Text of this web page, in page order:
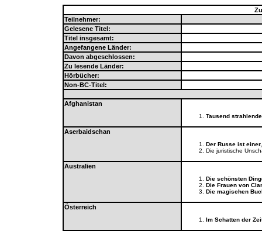
Teilnehmer:
Gelesene Titel:
Titel insgesamt:
Angefangene Länder:
Davon abgeschlossen:
Zu lesende Länder:
Hörbücher:
Non-BC-Titel:
Afghanistan
Tausend
Aserbaidschan
Der Russe ist
Die juristische
Australien
Die schönsten
Die Frauen von
Die magischen
Österreich
Im Schatten der